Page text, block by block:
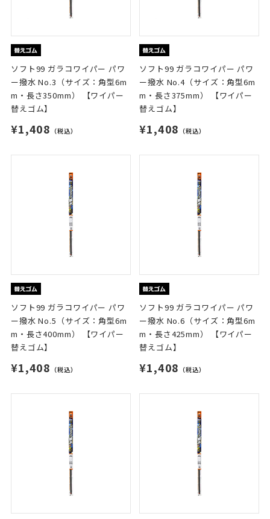
ソフト99 ガラコワイパー パワ
ー撥水 No.3（サイズ：角型6m
m・長さ350mm） 【ワイパー
替えゴム】
¥1,408 （税込）
ソフト99 ガラコワイパー パワ
ー撥水 No.4（サイズ：角型6m
m・長さ375mm） 【ワイパー
替えゴム】
¥1,408 （税込）
ソフト99 ガラコワイパー パワ
ー撥水 No.5（サイズ：角型6m
m・長さ400mm） 【ワイパー
替えゴム】
¥1,408 （税込）
ソフト99 ガラコワイパー パワ
ー撥水 No.6（サイズ：角型6m
m・長さ425mm） 【ワイパー
替えゴム】
¥1,408 （税込）